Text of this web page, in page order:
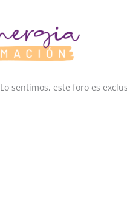
Lo sentimos, este foro es